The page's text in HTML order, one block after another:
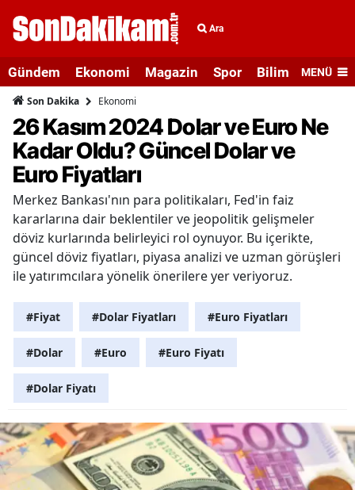
Ara
Gündem Ekonomi Magazin Spor Bilim veMENÜ
Son Dakika Ekonomi
26 Kasım 2024 Dolar ve Euro Ne
Kadar Oldu? Güncel Dolar ve
Euro Fiyatları
Merkez Bankası'nın para politikaları, Fed'in faiz
kararlarına dair beklentiler ve jeopolitik gelişmeler
döviz kurlarında belirleyici rol oynuyor. Bu içerikte,
güncel döviz fiyatları, piyasa analizi ve uzman görüşleri
ile yatırımcılara yönelik önerilere yer veriyoruz.
#Fiyat #Dolar Fiyatları #Euro Fiyatları
#Dolar #Euro #Euro Fiyatı
#Dolar Fiyatı